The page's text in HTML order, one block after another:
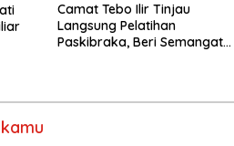
Camat Tebo Ilir Tinjau
Langsung Pelatihan
Paskibraka, Beri Semangat